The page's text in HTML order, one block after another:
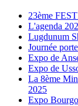
23ème
L'agenda
Lugdunum
Journée
Expo de
Expo de
La 8ème
2025
Expo